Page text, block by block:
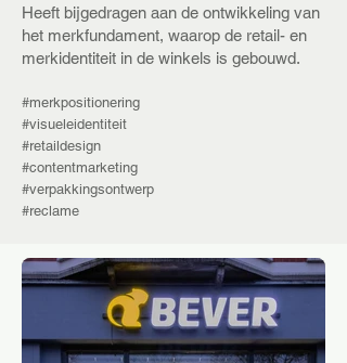
Heeft bijgedragen aan de ontwikkeling van
het merkfundament, waarop de retail- en
merkidentiteit in de winkels is gebouwd.
#merkpositionering
#visueleidentiteit
#retaildesign
#contentmarketing
#verpakkingsontwerp
#reclame